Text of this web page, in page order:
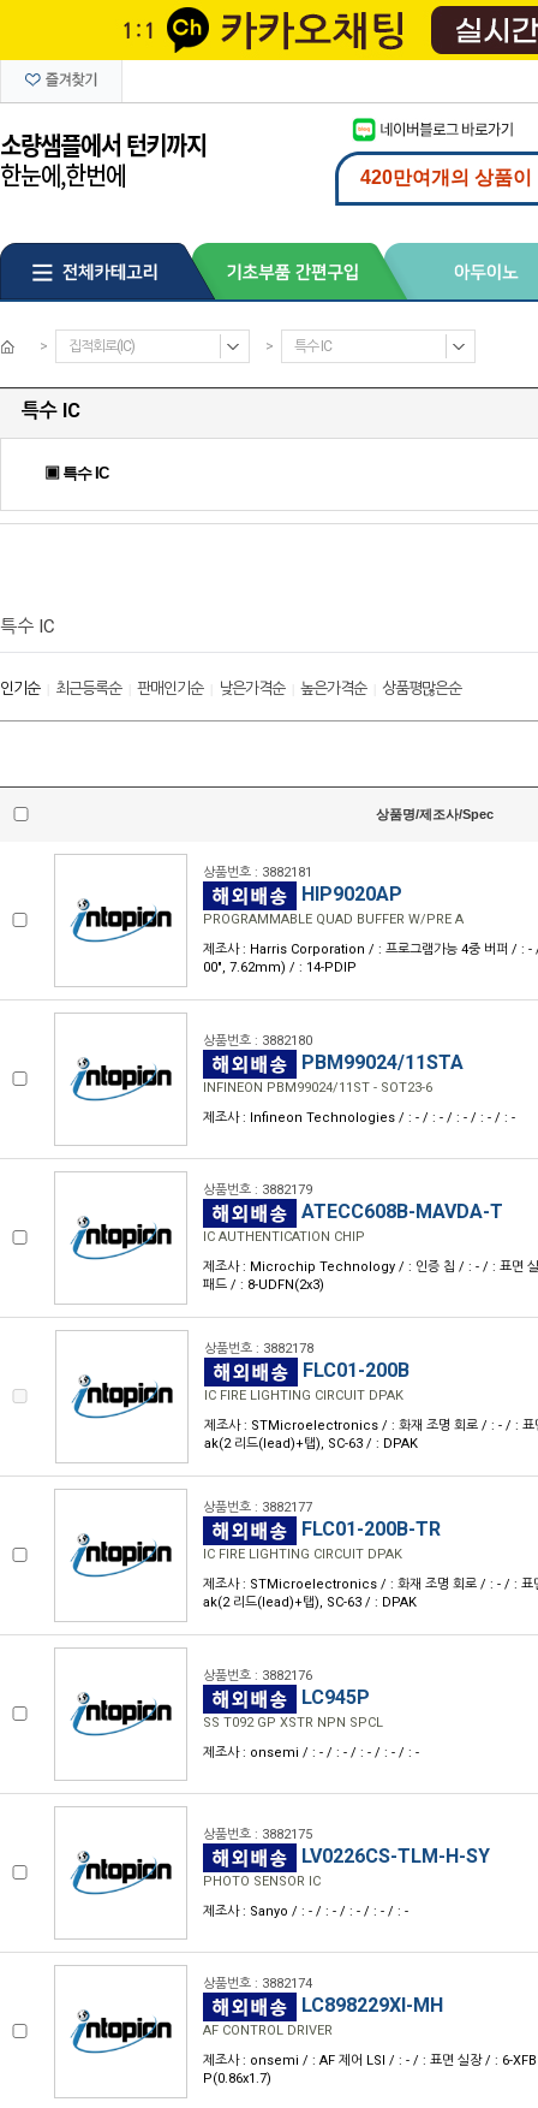
> 집적회로(IC) > 특수 IC
특수 IC
▣ 특수 IC
특수 IC
인기순| 최근등록순| 판매인기순| 낮은가격순| 높은가격순| 상품평많은순
상품명/제조사/Spec
상품번호 : 3882181
HIP9020AP
PROGRAMMABLE QUAD BUFFER W/PRE A
제조사 : Harris Corporation / : 프로그램가능 4중 버퍼 / :
00", 7.62mm) / : 14-PDIP
상품번호 : 3882180
PBM99024/11STA
INFINEON PBM99024/11ST - SOT23-6
제조사 : Infineon Technologies / : - / : - / : - / : - / : -
상품번호 : 3882179
ATECC608B-MAVDA-T
IC AUTHENTICATION CHIP
제조사 : Microchip Technology / : 인증 칩 / : - / : 표면 실
패드 / : 8-UDFN(2x3)
상품번호 : 3882178
FLC01-200B
IC FIRE LIGHTING CIRCUIT DPAK
제조사 : STMicroelectronics / : 화재 조명 회로 / : - / : 표
ak(2 리드(lead)+탭), SC-63 / : DPAK
상품번호 : 3882177
FLC01-200B-TR
IC FIRE LIGHTING CIRCUIT DPAK
제조사 : STMicroelectronics / : 화재 조명 회로 / : - / : 표
ak(2 리드(lead)+탭), SC-63 / : DPAK
상품번호 : 3882176
LC945P
SS T092 GP XSTR NPN SPCL
제조사 : onsemi / : - / : - / : - / : - / : -
상품번호 : 3882175
LV0226CS-TLM-H-SY
PHOTO SENSOR IC
제조사 : Sanyo / : - / : - / : - / : - / : -
상품번호 : 3882174
LC898229XI-MH
AF CONTROL DRIVER
제조사 : onsemi / : AF 제어 LSI / : - / : 표면 실장 / : 6-
P(0.86x1.7)